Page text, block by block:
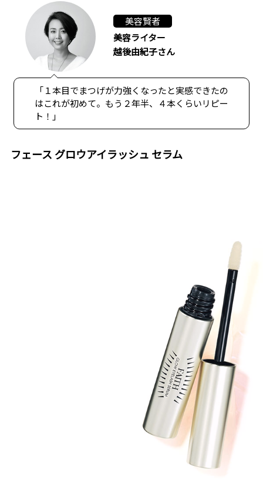
美容賢者
美容ライター
越後由紀子さん
「１本目でまつげが力強くなったと実感できたの
はこれが初めて。もう２年半、４本くらいリピー
ト！」
フェース グロウアイラッシュ セラム